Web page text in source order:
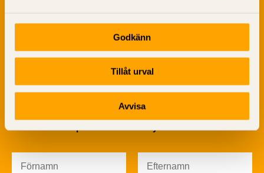
Godkänn
Tillåt urval
Avvisa
Sågverksprocessen
Träbaserade produkter
Kemisk behandling
Fakta om Limträ
Fukt
Värmeisolering och lufttäthet
Ljud
Brandsäkerhet
med trä.